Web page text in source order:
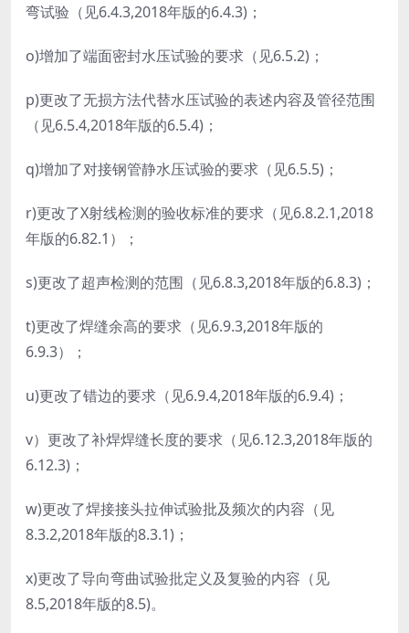
弯试验（见6.4.3,2018年版的6.4.3)；
o)增加了端面密封水压试验的要求（见6.5.2)；
p)更改了无损方法代替水压试验的表述内容及管径范围
（见6.5.4,2018年版的6.5.4)；
q)增加了对接钢管静水压试验的要求（见6.5.5)；
r)更改了X射线检测的验收标准的要求（见6.8.2.1,2018
年版的6.82.1）；
s)更改了超声检测的范围（见6.8.3,2018年版的6.8.3)；
t)更改了焊缝余高的要求（见6.9.3,2018年版的
6.9.3）；
u)更改了错边的要求（见6.9.4,2018年版的6.9.4)；
v）更改了补焊焊缝长度的要求（见6.12.3,2018年版的
6.12.3)；
w)更改了焊接接头拉伸试验批及频次的内容（见
8.3.2,2018年版的8.3.1)；
x)更改了导向弯曲试验批定义及复验的内容（见
8.5,2018年版的8.5)。